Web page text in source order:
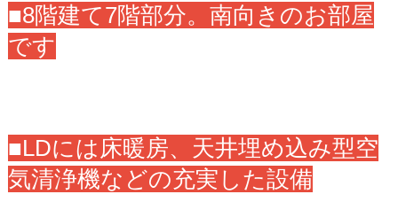
■8階建て7階部分。南向きのお部屋
です
■LDには床暖房、天井埋め込み型空
気清浄機などの充実した設備